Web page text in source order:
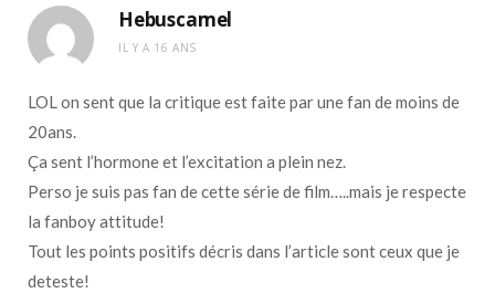
Hebuscamel
IL Y A 16 ANS
LOL on sent que la critique est faite par une fan de moins de
20ans.
Ça sent l’hormone et l’excitation a plein nez.
Perso je suis pas fan de cette série de film…..mais je respecte
la fanboy attitude!
Tout les points positifs décris dans l’article sont ceux que je
deteste!